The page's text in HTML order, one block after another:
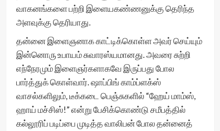
வாகனங்களை பற்றி இளையகண்ணனுக்கு தெரிந்த
அளவுக்கு தெரியாது.
தன்னை இளைஞனாக காட்டிக்கொள்ள அவர் செய்யும்
இன்னொரு உபாயம் சுவாரஸ்யமானது. அவரை சுற்றி
எந்நேரமும் இளைஞர்களாகவே இருப்பது போல
பார்த்துக் கொள்வார். ஷாப்பிங் காம்ப்ளக்ஸ்
வாசல்களிலும், டீக்கடை பெஞ்சுகளில் “ஹேய் மாம்ஸ்,
ஹாய் மச்சிஸ்!” என்று பேசிக்கொண்டு சமீபத்தில்
கல்லூரிப் படிப்பை முடித்த வாலிபன் போல தன்னைத்